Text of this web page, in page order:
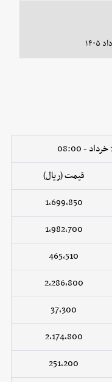
قیمت (ریال)
1,699,850
1,982,700
465,510
2,286,800
37,300
2,174,800
251,200